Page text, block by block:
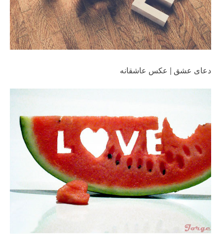
دعای عشق | عکس عاشقانه